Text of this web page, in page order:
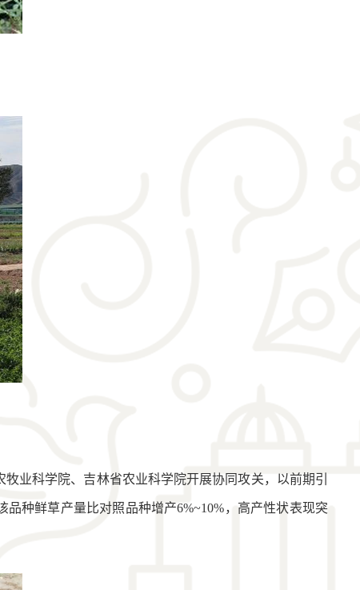
业科学院、吉林省农业科学院开展协同攻关，以前期引
种鲜草产量比对照品种增产6%~10%，高产性状表现突